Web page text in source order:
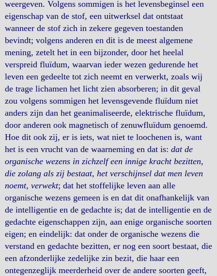
weergeven. Volgens sommigen is het levensbeginsel een
eigenschap van de stof, een uitwerksel dat ontstaat
wanneer de stof zich in zekere gegeven toestanden
bevindt; volgens anderen en dit is de meest algemene
mening, zetelt het in een bijzonder, door het heelal
verspreid fluïdum, waarvan ieder wezen gedurende het
leven een gedeelte tot zich neemt en verwerkt, zoals wij
de trage lichamen het licht zien absorberen; in dit geval
zou volgens sommigen het levensgevende fluïdum niet
anders zijn dan het geanimaliseerde, elektrische fluïdum,
door anderen ook magnetisch of zenuwfluïdum genoemd.
Hoe dit ook zij, er is iets, wat niet te loochenen is, want
het is een vrucht van de waarneming en dat is: dat de
organische wezens in zichzelf een innige kracht bezitten,
die zolang als zij bestaat, het verschijnsel dat men leven
noemt, verwekt; dat het stoffelijke leven aan alle
organische wezens gemeen is en dat dit onafhankelijk van
de intelligentie en de gedachte is; dat de intelligentie en de
gedachte eigenschappen zijn, aan enige organische soorten
eigen; en eindelijk: dat onder de organische wezens die
verstand en gedachte bezitten, er nog een soort bestaat, die
een afzonderlijke zedelijke zin bezit, die haar een
ontegenzeglijk meerderheid over de andere soorten geeft,